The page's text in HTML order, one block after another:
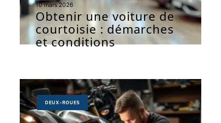
10 mars 2026
Obtenir une voiture de
courtoisie : démarches
et conditions
DEUX-ROUES